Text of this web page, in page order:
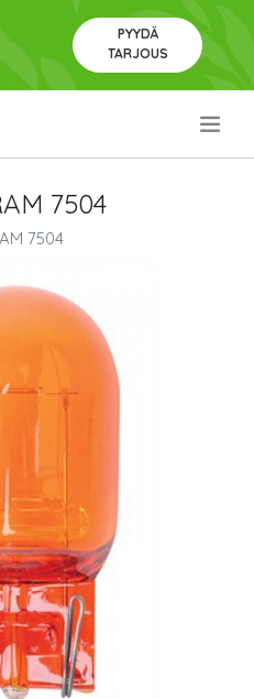
PYYDÄ
TARJOUS
7504
7504